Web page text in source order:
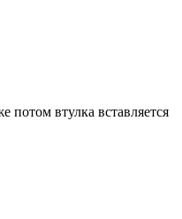
потом втулка вставляется